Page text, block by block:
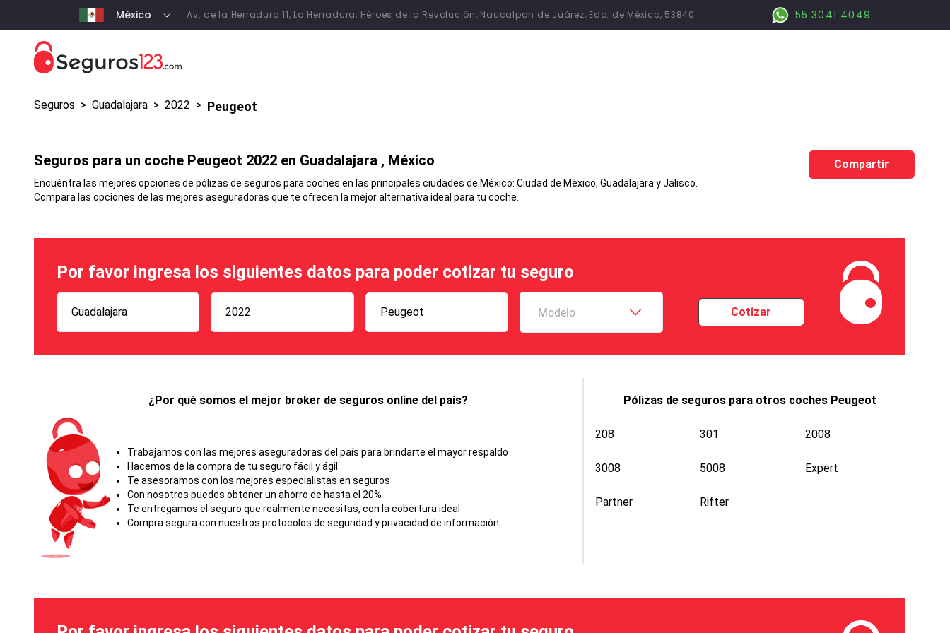
México Av. de la Herradura 11, La Herradura, Héroes de la Revolución, Naucalpan de Juárez, Edo. de México, 53840 55 3041 4049
Seguros > Guadalajara > 2022 > Peugeot
Seguros para un coche Peugeot 2022 en Guadalajara , México
Encuéntra las mejores opciones de pólizas de seguros para coches en las principales ciudades de México: Ciudad de México, Guadalajara y Jalisco.
Compara las opciones de las mejores aseguradoras que te ofrecen la mejor alternativa ideal para tu coche.
Compartir
Por favor ingresa los siguientes datos para poder cotizar tu seguro
Guadalajara 2022 Peugeot Modelo Cotizar
¿Por qué somos el mejor broker de seguros online del país?
Trabajamos con las mejores aseguradoras del país para brindarte el mayor respaldo
Hacemos de la compra de tu seguro fácil y ágil
Te asesoramos con los mejores especialistas en seguros
Con nosotros puedes obtener un ahorro de hasta el 20%
Te entregamos el seguro que realmente necesitas, con la cobertura ideal
Compra segura con nuestros protocolos de seguridad y privacidad de información
Pólizas de seguros para otros coches Peugeot
208 301 2008
3008 5008 Expert
Partner Rifter